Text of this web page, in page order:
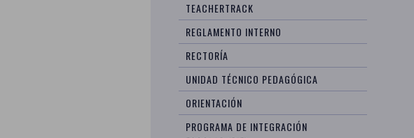
TEACHERTRACK
REGLAMENTO INTERNO
RECTORÍA
UNIDAD TÉCNICO PEDAGÓGICA
ORIENTACIÓN
PROGRAMA DE INTEGRACIÓN